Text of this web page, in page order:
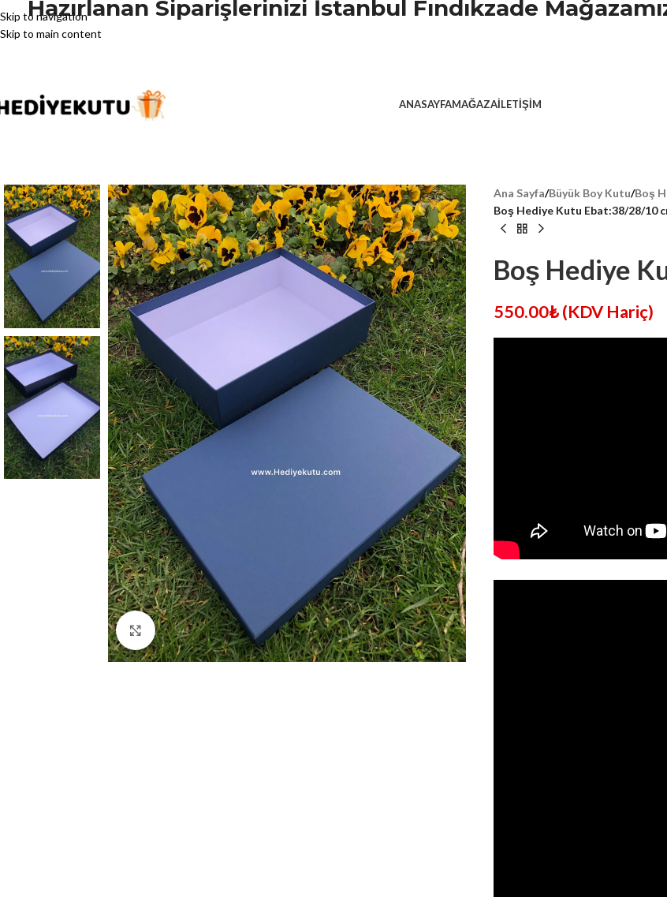
Skip to navigation
Skip to main content
Hazırlanan Siparişlerinizi İstanbul Fındıkzade
ANASAYFAMAĞAZAİLETIŞIM
Click to enlarge
Ana Sayfa/Büyük Boy Kutu/Boş
Boş Hediye Kutu Ebat:38/28/10
Boş Hediye
550.00₺(KDV Hariç)